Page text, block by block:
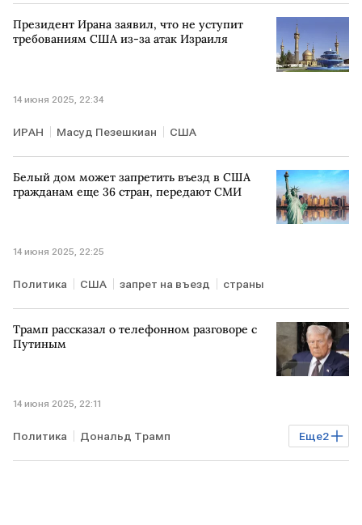
Президент Ирана заявил, что не уступит
требованиям США из-за атак Израиля
14 июня 2025, 22:34
ИРАН Масуд Пезешкиан США
Белый дом может запретить въезд в США
гражданам еще 36 стран, передают СМИ
14 июня 2025, 22:25
Политика США запрет на въезд страны
Трамп рассказал о телефонном разговоре с
Путиным
14 июня 2025, 22:11
Еще2
Политика Дональд Трамп
Телефонный разговор Владимир Путин